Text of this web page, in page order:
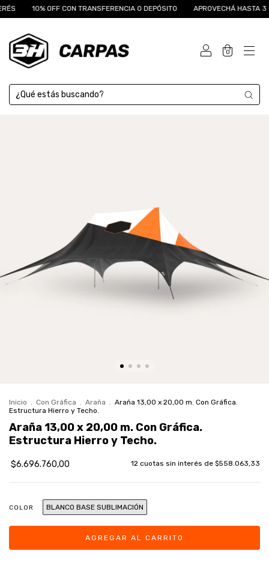
10% OFF CON TRANSFERENCIA O DEPÓSITO APROVECHÁ HASTA 3
0
Inicio . Con Gráfica . Araña . Araña 13,00 x 20,00 m. Con Gráfica.
Estructura Hierro y Techo.
Araña 13,00 x 20,00 m. Con Gráfica.
Estructura Hierro y Techo.
$6.696.760,00 12 cuotas sin interés de $558.063,33
COLOR BLANCO BASE SUBLIMACIÓN